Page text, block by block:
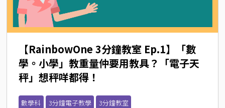
【RainbowOne 3分鐘教室 Ep.1】「數
學。小學」教重量仲要用教具？「電子天
秤」想秤咩都得！
數學科 3分鐘電子教學 3分鐘教室